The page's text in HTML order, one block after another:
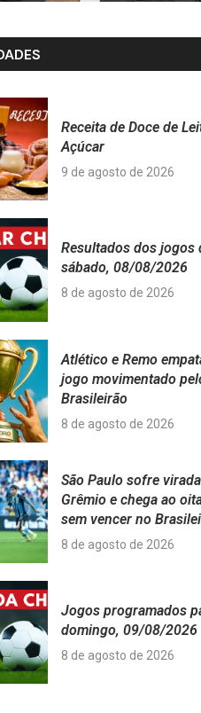
Receita de Doce de
Açúcar
9 de agosto de 2026
Resultados dos jogos
sábado, 08/08/2026
8 de agosto de 2026
Atlético e Remo
jogo movimentado
Brasileirão
8 de agosto de 2026
São Paulo sofre
Grêmio e chega ao
sem vencer no
8 de agosto de 2026
Jogos programados
domingo, 09/08/2026
8 de agosto de 2026